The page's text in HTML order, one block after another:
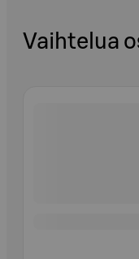
Vaihtelua